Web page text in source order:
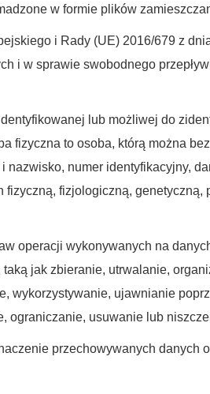
w formie plików
i Rady (UE) 2016/679 z
i w sprawie swobodnego
lub możliwej do
fizyczna to osoba, którą można
nazwisko, numer identyfikacyjny,
fizjologiczną, genetyczną,
operacji wykonywanych na
jak zbieranie, utrwalanie,
wykorzystywanie, ujawnianie
ograniczanie, usuwanie lub
przechowywanych danych